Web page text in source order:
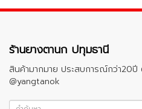
ร้านยางตานก ปทุมธานี
สินค้ามากมาย ประสบการณ์กว่า20
@yangtanok